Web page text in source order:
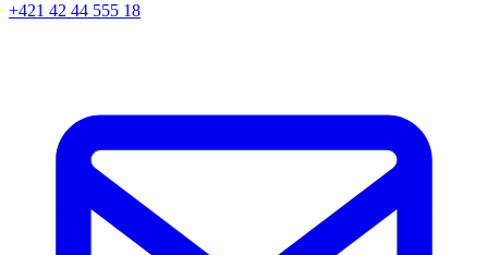
+421 42 44 555 18